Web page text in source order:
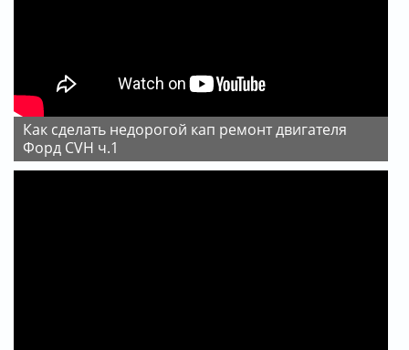
Как сделать недорогой кап ремонт двигателя
Форд CVH ч.1